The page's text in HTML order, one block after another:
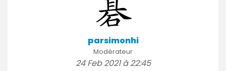
parsimonhi
Modérateur
24 Feb 2021 à 22:45